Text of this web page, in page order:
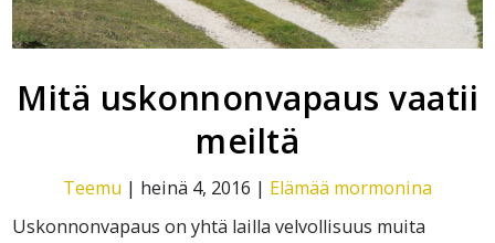
Mitä uskonnonvapaus vaatii
meiltä
Teemu | heinä 4, 2016 | Elämää mormonina
Uskonnonvapaus on yhtä lailla velvollisuus muita